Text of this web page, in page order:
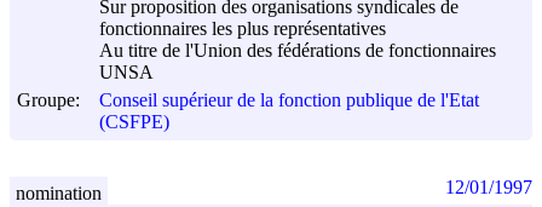
Sur proposition des organisations syndicales de
fonctionnaires les plus représentatives
Au titre de l'Union des fédérations de fonctionnaires
UNSA
Groupe:
Conseil supérieur de la fonction publique de l'Etat
(CSFPE)
nomination 12/01/1997